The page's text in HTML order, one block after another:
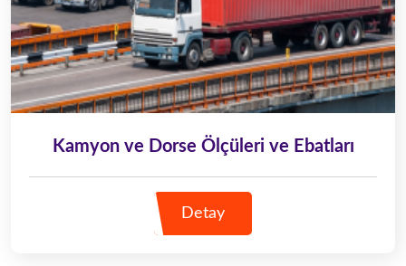
Kamyon ve Dorse Ölçüleri ve Ebatları
Detay